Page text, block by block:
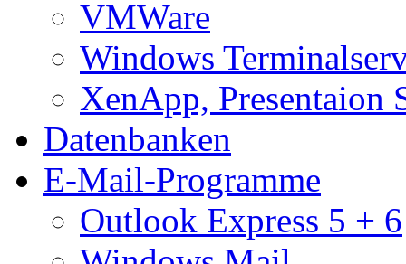
VMWare
Windows
XenApp, Presentaion
Datenbanken
E-Mail-Programme
Outlook Express 5 + 6